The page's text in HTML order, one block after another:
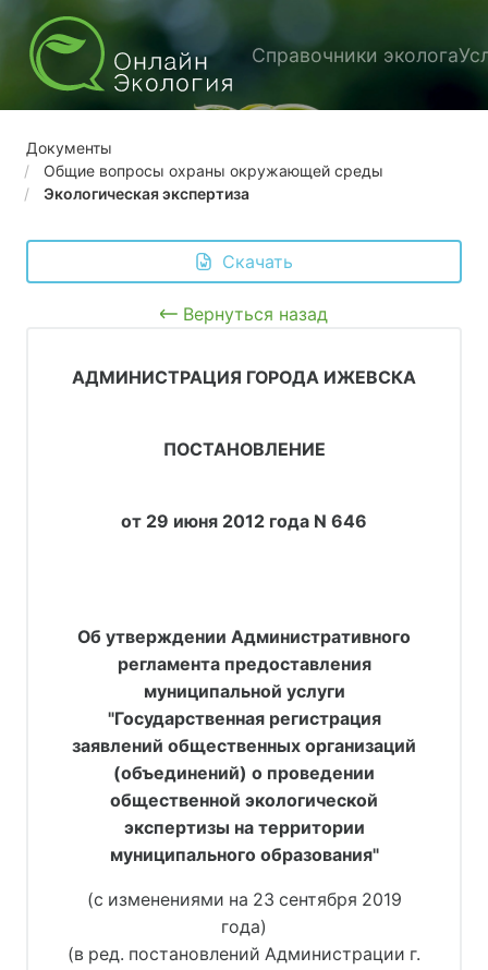
Справочники эколога
Документы
Общие вопросы охраны окружающей среды
Экологическая экспертиза
Скачать
Вернуться назад
АДМИНИСТРАЦИЯ ГОРОДА ИЖЕВСКА
ПОСТАНОВЛЕНИЕ
от 29 июня 2012 года N 646
Об утверждении Административного
регламента предоставления
муниципальной услуги
"Государственная регистрация
заявлений общественных организаций
(объединений) о проведении
общественной экологической
экспертизы на территории
муниципального образования"
(с изменениями на 23 сентября 2019
года)
(в ред. постановлений Администрации г.